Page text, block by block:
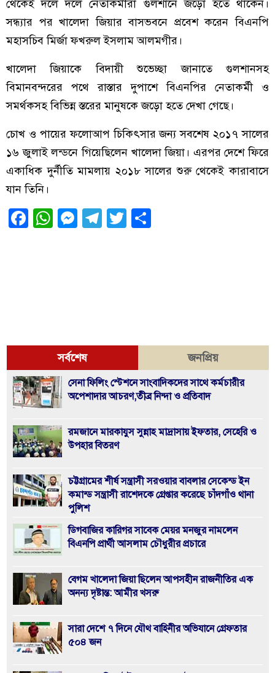
থেকেই দলে দলে নেতাকর্মীরা গুলশানে জড়ো হতে থাকেন।
সন্ধ্যার পর খালেদা জিয়ার বাসভবনে প্রবেশ করেন বিএনপি
মহাসচিব মির্জা ফখরুল ইসলাম আলমগীর।
খালেদা জিয়াকে বিদায়ী শুভেচ্ছা জানাতে গুলশানসহ
বিমানবন্দরের পথে রাস্তার দুপাশে বিএনপির নেতাকর্মী ও
সমর্থকসহ বিভিন্ন স্তরের মানুষকে জড়ো হতে দেখা গেছে।
চোখ ও পায়ের ফলোআপ চিকিৎসার জন্য সবশেষ ২০১৭ সালের
১৬ জুলাই লন্ডনে গিয়েছিলেন খালেদা জিয়া। এরপর দেশে ফিরে
একাধিক দুর্নীতি মামলায় ২০১৮ সালের শুরু থেকেই কারাবাসে
যান তিনি।
Facebook
WhatsApp
Messenger
Telegram
Twitter
সর্বশেষ জনপ্রিয়
সেনা ফিলিং স্টেশনে সাংবাদিকদের সাথে কর্মচারীর
অপেশাদার আচরণ,তীব্র নিন্দা ও প্রতিবাদ
রমজানে মারকাযুস সুন্নাহ মাদ্রাসায় ইফতার, সেহেরি ও
উপহার বিতরণ
চট্টগ্রামের শীর্ষ সন্ত্রাসী সরওয়ার বাবলার সেকেন্ড ইন
কমান্ড সন্ত্রাসী রাশেদকে গ্রেপ্তার করেছে চাঁদগাঁও থানা
পুলিশ
ডিগবাজির কারিগর সাবেক মেয়র মনজুর নামলেন
বিএনপি প্রার্থী আসলাম চৌধুরীর প্রচারে
বেগম খালেদা জিয়া ছিলেন আপসহীন রাজনীতির এক
অনন্য দৃষ্টান্ত: আমীর খসরু
সারা দেশে ৭ দিনে যৌথ বাহিনীর অভিযানে গ্রেফতার
৫০৪ জন